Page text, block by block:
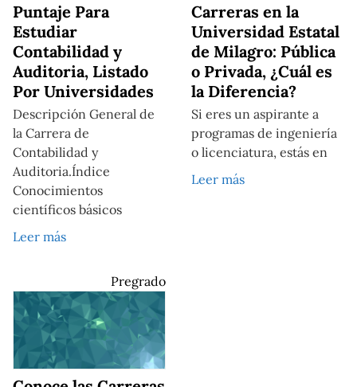
Puntaje Para
Estudiar
Contabilidad y
Auditoria, Listado
Por Universidades
Descripción General de
la Carrera de
Contabilidad y
Auditoria.Índice
Conocimientos
científicos básicos
Leer más
Carreras en la
Universidad Estatal
de Milagro: Pública
o Privada, ¿Cuál es
la Diferencia?
Si eres un aspirante a
programas de ingeniería
o licenciatura, estás en
Leer más
Pregrado